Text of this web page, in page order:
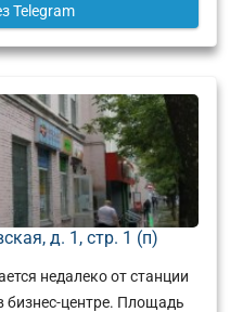
Telegram
д. 1, стр. 1 (п)
недалеко от станции
бизнес-центре. Площадь